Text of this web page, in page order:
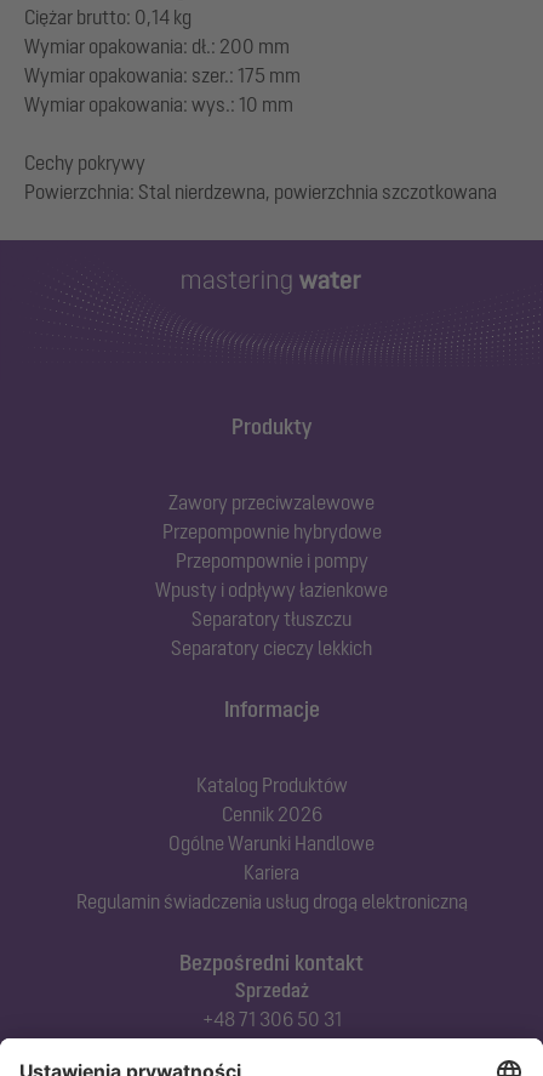
Ciężar brutto: 0,14 kg
Wymiar opakowania: dł.: 200 mm
Wymiar opakowania: szer.: 175 mm
Wymiar opakowania: wys.: 10 mm
Cechy pokrywy
Produkty
Zawory przeciwzalewowe
Przepompownie hybrydowe
Przepompownie i pompy
Wpusty i odpływy łazienkowe
Separatory tłuszczu
Separatory cieczy lekkich
Bezpośredni kontakt
Sprzedaż
+48 71 306 50 31
Doradztwo techniczne
Informacje
Katalog Produktów
Cennik 2026
Ogólne Warunki Handlowe
Kariera
Regulamin świadczenia usług drogą elektroniczną